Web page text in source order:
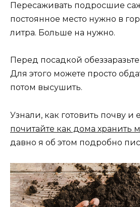
Пересаживать подросшие
постоянное место нужно в
литра. Больше на нужно.
Перед посадкой
Для этого можете просто
потом высушить.
Узнали, как готовить почву и
почитайте как дома хранить
давно я об этом подробно